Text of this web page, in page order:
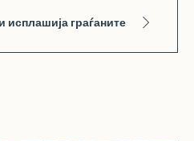
исплашија граѓаните